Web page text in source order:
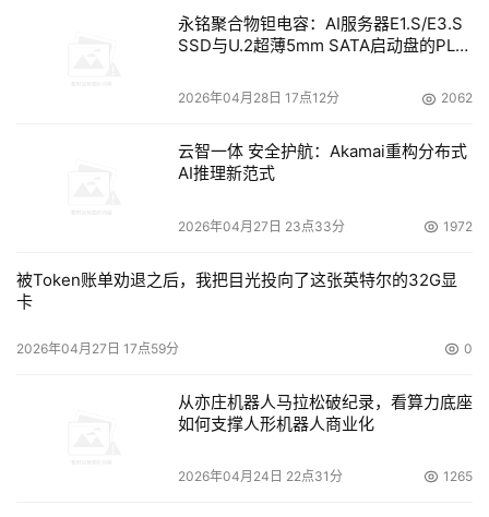
永铭聚合物钽电容：AI服务器E1.S/E3.S
SSD与U.2超薄5mm SATA启动盘的PLP
2026年04月28日 17点12分 2062
云智一体 安全护航：Akamai重构分布式
AI推理新范式
2026年04月27日 23点33分 1972
被Token账单劝退之后，我把目光投向了这张英特尔的32G显
卡
2026年04月27日 17点59分 0
从亦庄机器人马拉松破纪录，看算力底座
如何支撑人形机器人商业化
2026年04月24日 22点31分 1265